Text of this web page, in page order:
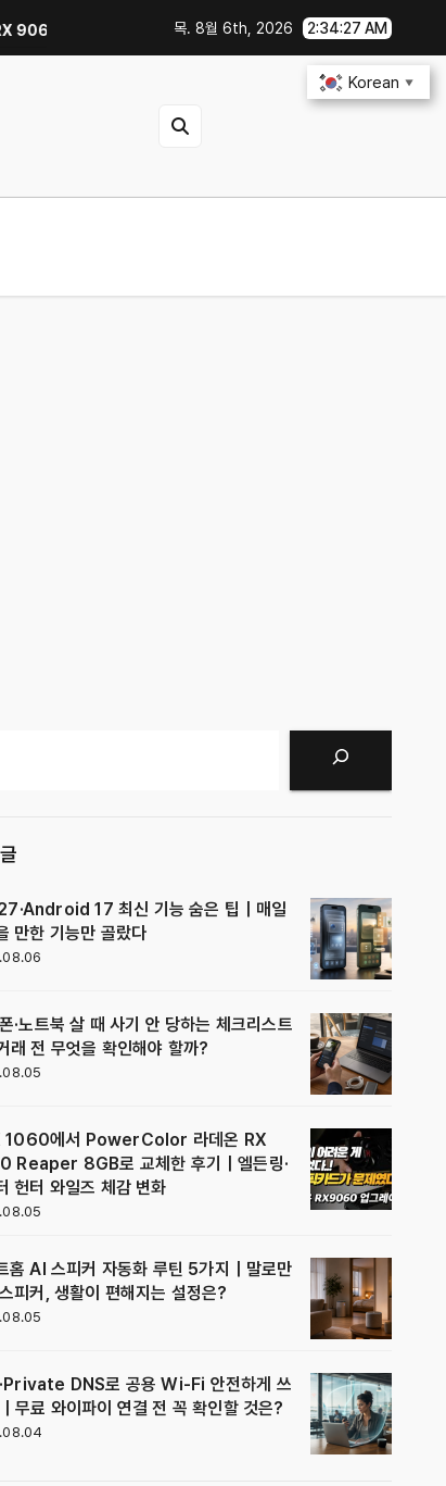
8GB로 교체한 후기｜엘든링·몬스터 헌터 와일즈 체감 변화
목. 8월 6th, 2026 2:34:28 AM
17 최신 기능 숨은 팁｜매일
만한 기능만 골랐다
·노트북 살 때 사기 안 당하는 체크리스트
래 전 무엇을 확인해야 할까?
1060에서 PowerColor 라데온 RX
Reaper 8GB로 교체한 후기｜엘든링·
헌터 와일즈 체감 변화
홈 AI 스피커 자동화 루틴 5가지｜말로만
피커, 생활이 편해지는 설정은?
DNS로 공용 Wi-Fi 안전하게 쓰
무료 와이파이 연결 전 꼭 확인할 것은?
Korean ▼